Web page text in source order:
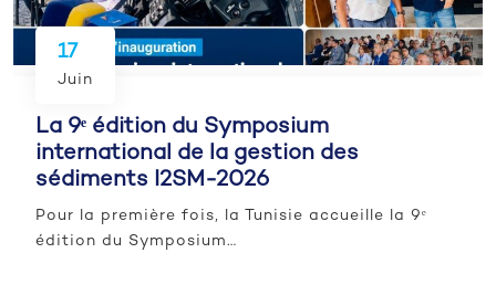
17
Juin
La 9ᵉ édition du Symposium
international de la gestion des
sédiments I2SM-2026
Pour la première fois, la Tunisie accueille la 9ᵉ
édition du Symposium…